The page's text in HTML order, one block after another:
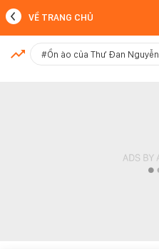
MỚI NHẤT
VỀ TRANG CHỦ
#Ồn ào của Thư Đan Nguyễn